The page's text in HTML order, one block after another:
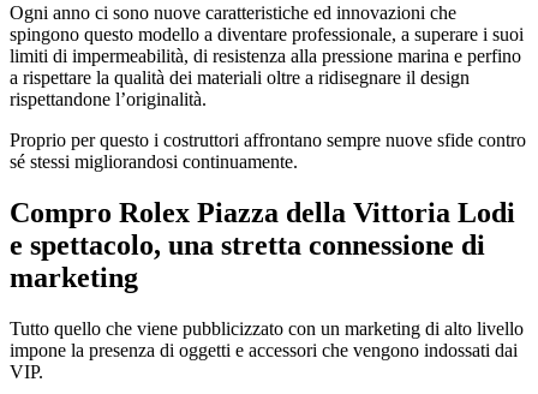
Ogni anno ci sono nuove caratteristiche ed innovazioni che
spingono questo modello a diventare professionale, a superare i suoi
limiti di impermeabilità, di resistenza alla pressione marina e perfino
a rispettare la qualità dei materiali oltre a ridisegnare il design
rispettandone l’originalità.
Proprio per questo i costruttori affrontano sempre nuove sfide contro
sé stessi migliorandosi continuamente.
Compro Rolex Piazza della Vittoria Lodi
e spettacolo, una stretta connessione di
marketing
Tutto quello che viene pubblicizzato con un marketing di alto livello
impone la presenza di oggetti e accessori che vengono indossati dai
VIP.